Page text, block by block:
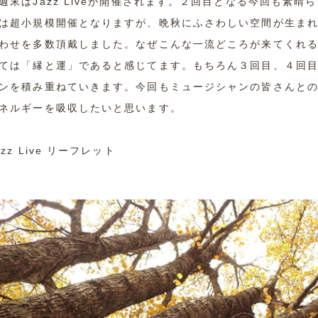
超小規模開催となりますが、晩秋にふさわしい空間が生ま
せを多数頂戴しました。なぜこんな一流どころが来てくれ
は「縁と運」であると感じてます。もちろん３回目、４回
を積み重ねていきます。今回もミュージシャンの皆さんと
ルギーを吸収したいと思います。
Live リーフレット